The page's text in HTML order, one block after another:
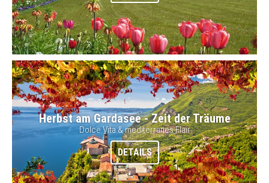
Herbst am Gardasee - Zeit der Träume
Dolce Vita & mediterranes Flair
DETAILS